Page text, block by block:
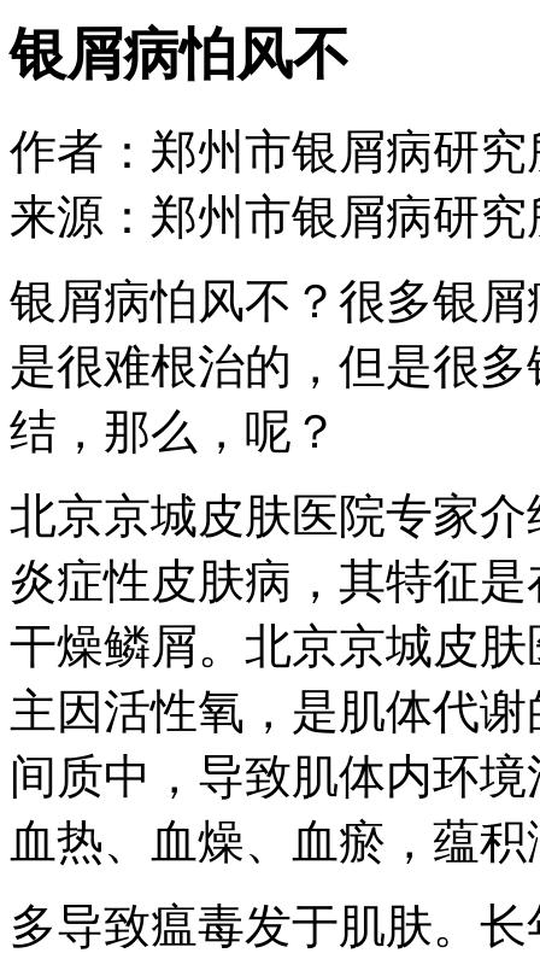
银屑病怕风不
作者：郑州市银屑病研究
来源：郑州市银屑病研究
银屑病怕风不？很多银
是很难根治的，但是很
结，那么，呢？
北京京城皮肤医院专家
炎症性皮肤病，其特征
干燥鳞屑。北京京城皮
主因活性氧，是肌体代
间质中，导致肌体内环
血热、血燥、血瘀，蕴
多导致瘟毒发于肌肤。